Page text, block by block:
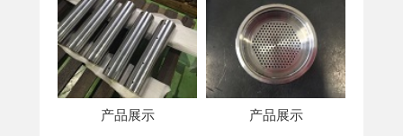
产品展示 产品展示